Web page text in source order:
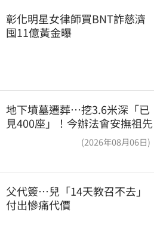
彰化明星女律師買BNT詐慈濟
囤11億黃金曝
地下墳墓遷葬…挖3.6米深「已
見400座」！今辦法會安撫祖先
(2026年08月06日)
父代簽…兒「14天教召不去」
付出慘痛代價